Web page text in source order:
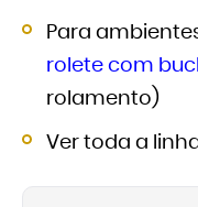
Para
rolete com
rolamento)
Ver toda a